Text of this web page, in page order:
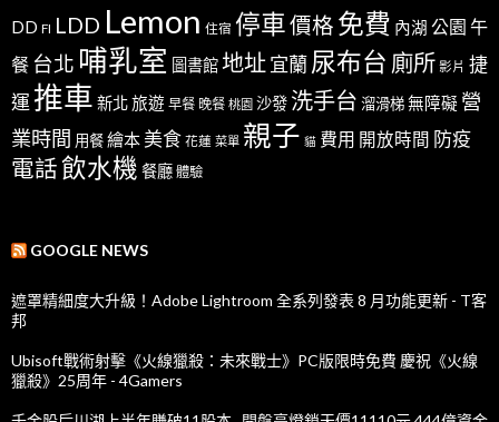
DD FI LDD Lemon 住宿 停車價格 免費 內湖 公園 午
餐 台北 哺乳室 圖書館地址宜蘭尿布台 廁所 影片 捷
運推車 新北旅遊 早餐 晚餐 桃園 沙發 洗手台 溜滑梯無障礙 營
業時間 用餐繪本 美食 花蓮 菜單 親子 貓 費用 開放時間 防疫
電話飲水機 餐廳 體驗
GOOGLE NEWS
遮罩精細度大升級！Adobe Lightroom 全系列發表 8 月功能更新 - T客
邦
Ubisoft戰術射擊《火線獵殺：未來戰士》PC版限時免費 慶祝《火線
獵殺》25周年 - 4Gamers